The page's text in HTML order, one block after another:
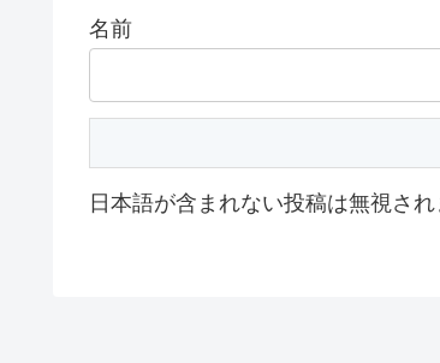
名前
日本語が含まれない投稿は無視さ